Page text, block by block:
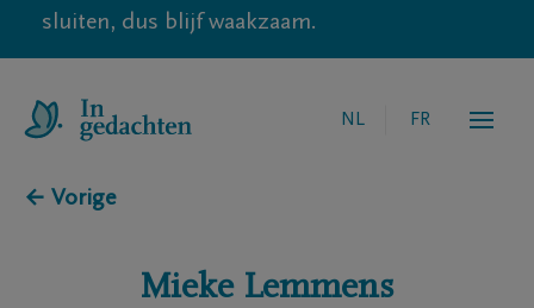
sluiten, dus blijf waakzaam.
NL FR
← Vorige
Mieke Lemmens